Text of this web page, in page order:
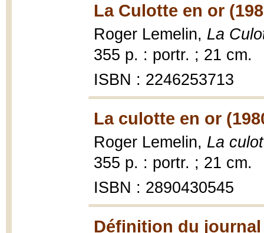
La Culotte en or
Roger Lemelin, La
355 p. : portr. ; 21 cm.
ISBN : 2246253713
La culotte en or
Roger Lemelin, La
355 p. : portr. ; 21 cm.
ISBN : 2890430545
Définition du